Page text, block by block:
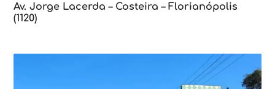
Av. Jorge Lacerda – Costeira – Florianópolis
(1120)